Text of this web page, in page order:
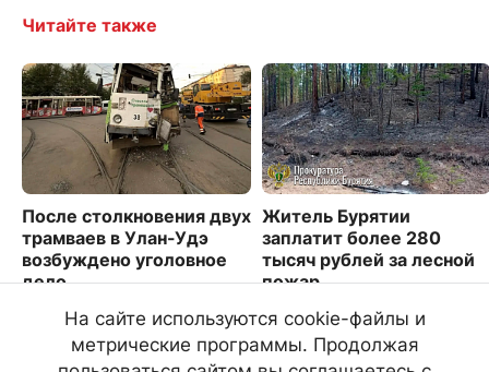
Читайте также
После столкновения двух
трамваев в Улан-Удэ
возбуждено уголовное
дело
3645
Житель Бурятии
заплатит более 280
тысяч рублей за лесной
пожар
3002
На сайте используются cookie-файлы и
метрические программы. Продолжая